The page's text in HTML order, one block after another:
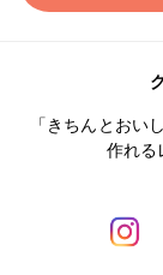
「きちんとおい
作れる